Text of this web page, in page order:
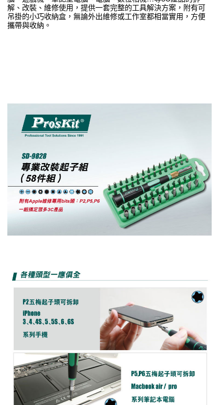
解、改裝、維修使用，提供一套完整的工具解決方案，附有可
吊掛的小巧收納盒，無論外出維修或工作室都相當實用，方便
攜帶與收納。